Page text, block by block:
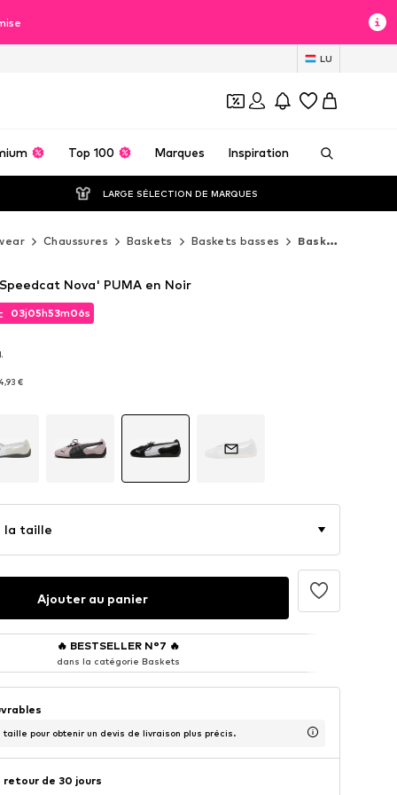
LU
Top 100 Marques Inspiration
LARGE SÉLECTION DE MARQUES
Chaussures Baskets Baskets basses Baskets basses PUMA
03j05h53m05s
€
03j05h53m05s
Nova' PUMA en Noir
la taille
Ajouter au panier
🔥 BESTSELLER N°7 🔥
dans la catégorie Baskets
taille pour obtenir un devis de livraison plus précis.
retour de 30 jours